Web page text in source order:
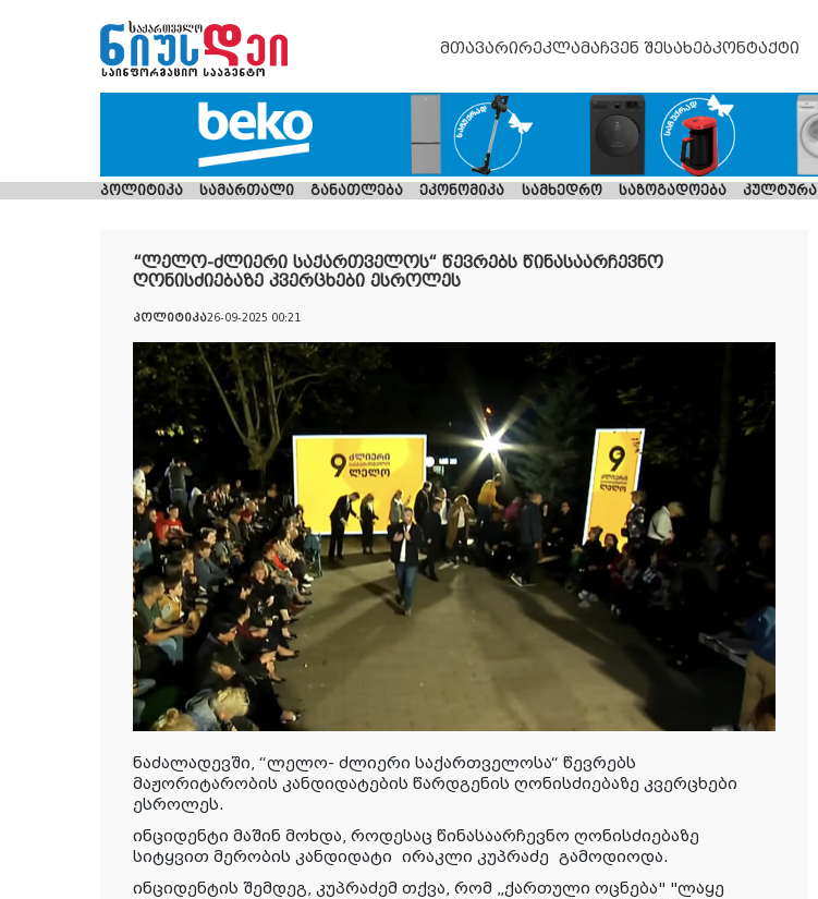
მთავარირეკლამაჩვენ შესახებკონტაქტი
პოლიტიკა სამართალი განათლება ეკონომიკა სამხედრო საზოგადოება კულტურა
“ლელო-ძლიერი საქართველოს“ წევრებს წინასაარჩევნო
ღონისძიებაზე კვერცხები ესროლეს
პოლიტიკა26-09-2025 00:21
ნაძალადევში, “ლელო- ძლიერი საქართველოსა“ წევრებს
მაჟორიტარობის კანდიდატების წარდგენის ღონისძიებაზე კვერცხები
ესროლეს.
ინციდენტი მაშინ მოხდა, როდესაც წინასაარჩევნო ღონისძიებაზე
სიტყვით მერობის კანდიდატი ირაკლი კუპრაძე გამოდიოდა.
ინციდენტის შემდეგ, კუპრაძემ თქვა, რომ „ქართული ოცნება" "ლაყე